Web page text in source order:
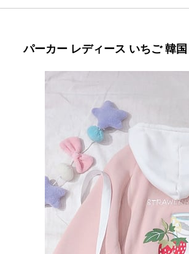
パーカー レディース いちご 韓